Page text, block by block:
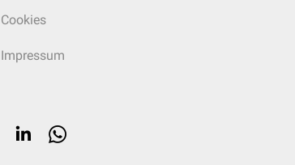
Cookies
Impressum